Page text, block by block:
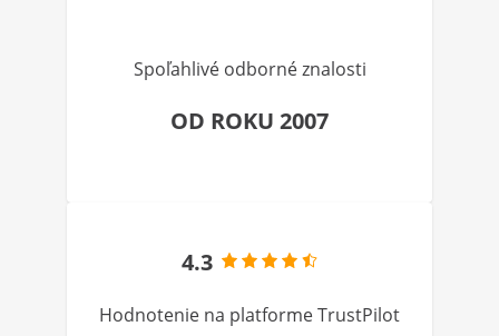
Spoľahlivé odborné znalosti
OD ROKU 2007
4.3
Hodnotenie na platforme TrustPilot